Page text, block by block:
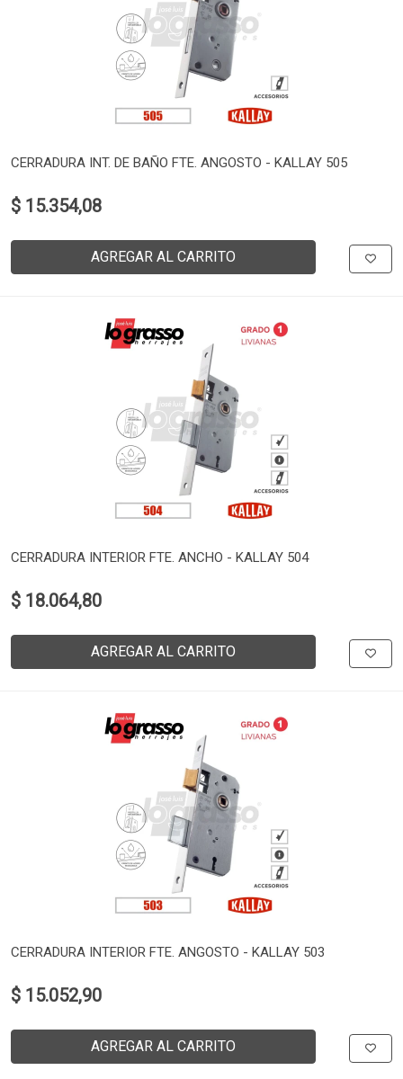
CERRADURA INT. DE BAÑO FTE. ANGOSTO - KALLAY 505
$ 15.354,08
AGREGAR AL CARRITO
CERRADURA INTERIOR FTE. ANCHO - KALLAY 504
$ 18.064,80
AGREGAR AL CARRITO
CERRADURA INTERIOR FTE. ANGOSTO - KALLAY 503
$ 15.052,90
AGREGAR AL CARRITO